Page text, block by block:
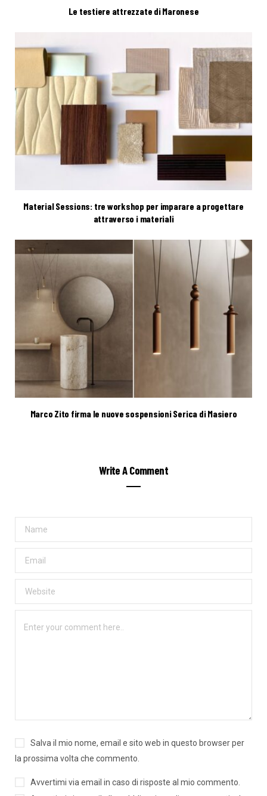
Le testiere attrezzate di Maronese
Material Sessions: tre workshop per imparare a progettare
attraverso i materiali
Marco Zito firma le nuove sospensioni Serica di Masiero
Write A Comment
Salva il mio nome, email e sito web in questo browser per
la prossima volta che commento.
Avvertimi via email in caso di risposte al mio commento.